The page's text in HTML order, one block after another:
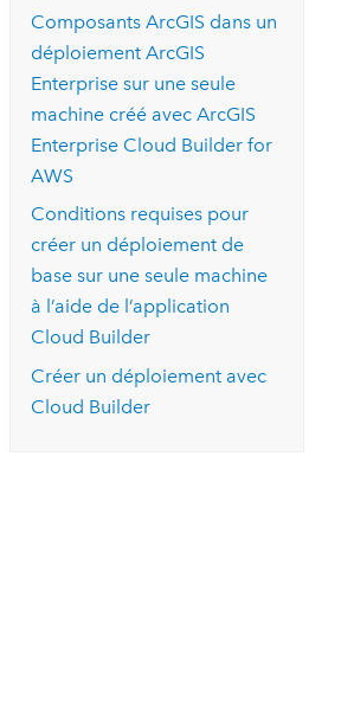
Composants ArcGIS dans un
déploiementArcGIS
Enterprise sur une seule
machine créé avecArcGIS
Enterprise Cloud Builder for
AWS
Conditions requises pour
créer un déploiement de
base sur une seule machine
à l’aide de l’application
Cloud Builder
Créer un déploiement avec
Cloud Builder